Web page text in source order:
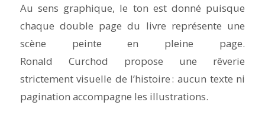
Au sens graphique, le ton est donné puisque
chaque double page du livre représente une
scène peinte en pleine page.
Ronald Curchod propose une rêverie
strictement visuelle de l’histoire : aucun texte ni
pagination accompagne les illustrations.